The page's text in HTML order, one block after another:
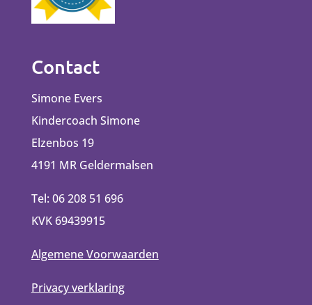
Contact
Simone Evers
Kindercoach Simone
Elzenbos 19
4191 MR Geldermalsen
Tel: 06 208 51 696
KVK 69439915
Algemene Voorwaarden
Privacy verklaring